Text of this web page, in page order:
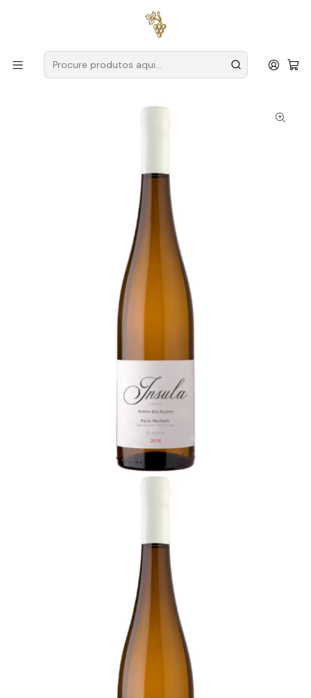
para encomendas a partir de
Produtores Açores
Insula Vinus
Insula Arinto dos Açores 2023 Açores Branco 75cl